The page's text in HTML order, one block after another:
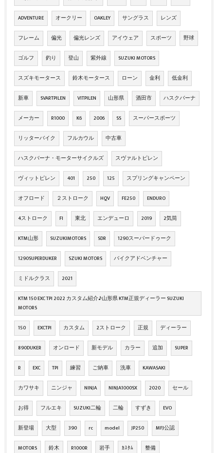
ADVENTURE オークリー OAKLEY サングラス レンズ
フレーム 偏光 偏光レンズ アイウェア スポーツ 野球
ゴルフ 釣り 登山 紫外線 SUZUKI MOTORS
スズキモータース 鈴木モータース ローン 金利 低金利
新車 SVARTPILEN VITPILEN 山形県 酒田市 ハスクバーナ
メーカー R1000 K6 2006 SS スーパースポーツ
リッターバイク フルカウル 中古車
ハスクバーナ・モーターサイクルズ スヴァルトピレン
ヴィットピレン 401 250 125 スプリングキャンペーン
オフロード ２ストローク HQV FE250 ENDURO
4ストローク FI 東北 エンデューロ 2019 2気筒
KTM山形 SUZUKIMOTORS SDR 1290スーパードゥーク
1290SUPERDUKER SZUKI MOTORS バイクアドベンチャー
ミドルクラス 2021
KTM 150 EXC TPI 2022 カスタム紹介♪山形県 KTM正規ディーラー SUZUKI
MOTORS
150 EXCTPI カスタム 2ストローク 正規 ディーラー
890DUKER オンロード 新モデル カラー 追加 SUPER
R EXC TPI 練習 ご納車 洗車 KAWASAKI
カワサキ ニンジャ NINJA NINJA1000SX 2020 セール
お得 フルエキ SUZUKI二輪 二輪 すずき EVO
新登場 大型 390 rc model JP250 MFJ公認
MOTORS 鈴木 R1000R 岩手 ｶｽﾀﾑ 整備